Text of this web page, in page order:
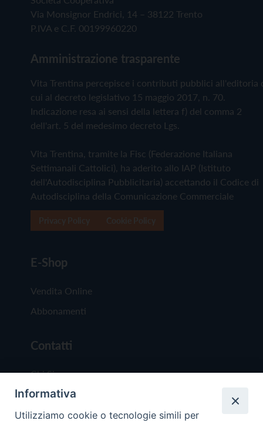
Via Monsignor Endrici, 14 – 38122 Trento
P.IVA e C.F. 00199960220
Amministrazione trasparente
Vita Trentina percepisce i contributi pubblici all'editoria
cui al decreto legislativo 15 maggio 2017, n. 70.
Indicazione resa ai sensi della lettera f) del comma 2
dell'art. 5 del medesimo decreto Lgs.
Vita Trentina, tramite la Fisc (Federazione Italiana
Settimanali Cattolici), ha aderito allo IAP (Istituto
dell'Autodisciplina Pubblicitaria) accettando il Codice di
Autodisciplina della Comunicazione Commerciale
E-Shop
Vendita Online
Abbonamenti
Contatti
Chi Siamo
Redazione
Scrivici
Informativa
Utilizziamo cookie o tecnologie simili per